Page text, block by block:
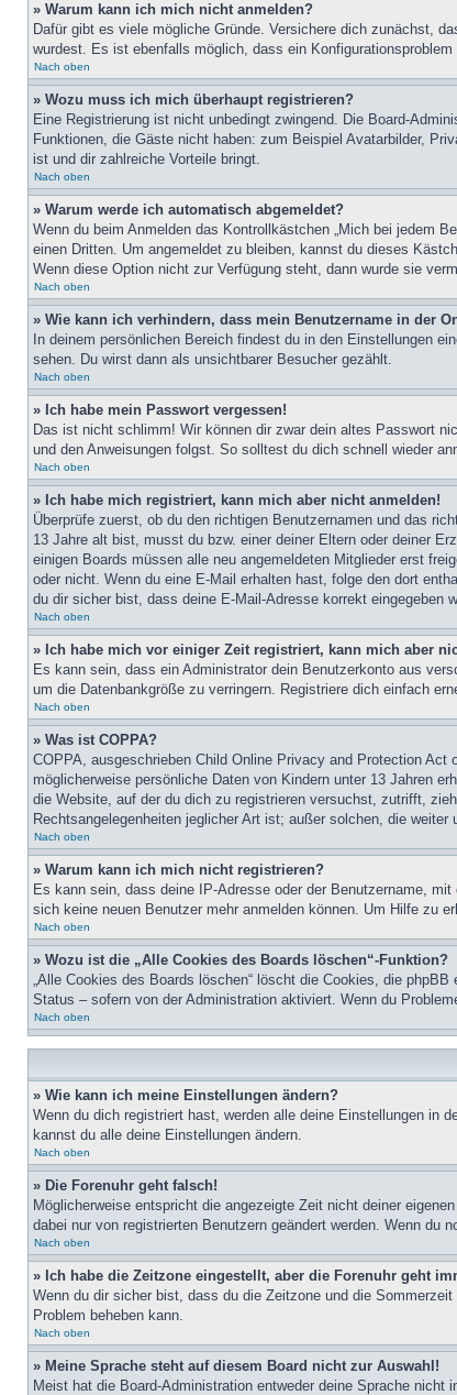
» Warum kann ich mich nicht anmelden?
Dafür gibt es viele mögliche Gründe. Versichere dich zunächst,
wurdest. Es ist ebenfalls möglich, dass ein
Nach oben
» Wozu muss ich mich überhaupt registrieren?
Eine Registrierung ist nicht unbedingt zwingend. Die Board-
Funktionen, die Gäste nicht haben: zum Beispiel Avatarbilder,
ist und dir zahlreiche Vorteile bringt.
Nach oben
» Warum werde ich automatisch abgemeldet?
Wenn du beim Anmelden das Kontrollkästchen „Mich bei jedem
einen Dritten. Um angemeldet zu bleiben, kannst du dieses
Wenn diese Option nicht zur Verfügung steht, dann wurde sie
Nach oben
» Wie kann ich verhindern, dass mein Benutzername in der
In deinem persönlichen Bereich findest du in den Einstellungen
sehen. Du wirst dann als unsichtbarer Besucher gezählt.
Nach oben
» Ich habe mein Passwort vergessen!
Das ist nicht schlimm! Wir können dir zwar dein altes Passwort
und den Anweisungen folgst. So solltest du dich schnell wieder
Nach oben
» Ich habe mich registriert, kann mich aber nicht anmelden!
Überprüfe zuerst, ob du den richtigen Benutzernamen und das
13 Jahre alt bist, musst du bzw. einer deiner Eltern oder deiner
einigen Boards müssen alle neu angemeldeten Mitglieder erst
oder nicht. Wenn du eine E-Mail erhalten hast, folge den dort
du dir sicher bist, dass deine E-Mail-Adresse korrekt eingegeben
Nach oben
» Ich habe mich vor einiger Zeit registriert, kann mich aber
Es kann sein, dass ein Administrator dein Benutzerkonto aus
um die Datenbankgröße zu verringern. Registriere dich einfach
Nach oben
» Was ist COPPA?
COPPA, ausgeschrieben Child Online Privacy and Protection
möglicherweise persönliche Daten von Kindern unter 13 Jahren
die Website, auf der du dich zu registrieren versuchst, zutrifft,
Rechtsangelegenheiten jeglicher Art ist; außer solchen, die weiter
Nach oben
» Warum kann ich mich nicht registrieren?
Es kann sein, dass deine IP-Adresse oder der Benutzername,
sich keine neuen Benutzer mehr anmelden können. Um Hilfe zu
Nach oben
» Wozu ist die „Alle Cookies des Boards löschen“-Funktion?
„Alle Cookies des Boards löschen“ löscht die Cookies, die
Status – sofern von der Administration aktiviert. Wenn du
Nach oben
» Wie kann ich meine Einstellungen ändern?
Wenn du dich registriert hast, werden alle deine Einstellungen in
kannst du alle deine Einstellungen ändern.
Nach oben
» Die Forenuhr geht falsch!
Möglicherweise entspricht die angezeigte Zeit nicht deiner
dabei nur von registrierten Benutzern geändert werden. Wenn
Nach oben
» Ich habe die Zeitzone eingestellt, aber die Forenuhr geht
Wenn du dir sicher bist, dass du die Zeitzone und die
Problem beheben kann.
Nach oben
» Meine Sprache steht auf diesem Board nicht zur Auswahl!
Meist hat die Board-Administration entweder deine Sprache